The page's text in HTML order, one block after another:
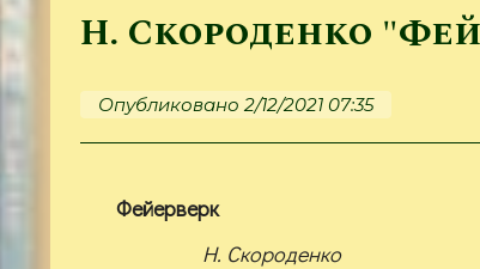
Н. Скороденко
Опубликовано 2/12/2021 07:35
Фейерверк
Н. Скороденко